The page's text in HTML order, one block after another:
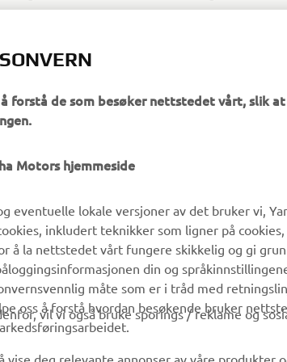
Yamaha Music
Yamaha Racing
Yamaha Motor Global
forstå de som besøker nettstedet vårt, slik
Motors hjemmeside
eventuelle lokale versjoner av det bruker vi,
inkludert teknikker som ligner på
å la nettstedet vårt fungere skikkelig og gi
din og
måte som er i tråd med
oss å forstå hvordan besøkende bruker
vil vi også bruke sporings / reklame og
vise deg relevante annonser av våre produkter